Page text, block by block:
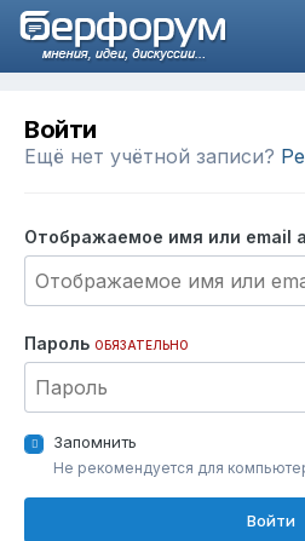
Войти
Ещё нет учётной записи?
Отображаемое имя или email
Пароль ОБЯЗАТЕЛЬНО
Запомнить
Не рекомендуется для
Войти